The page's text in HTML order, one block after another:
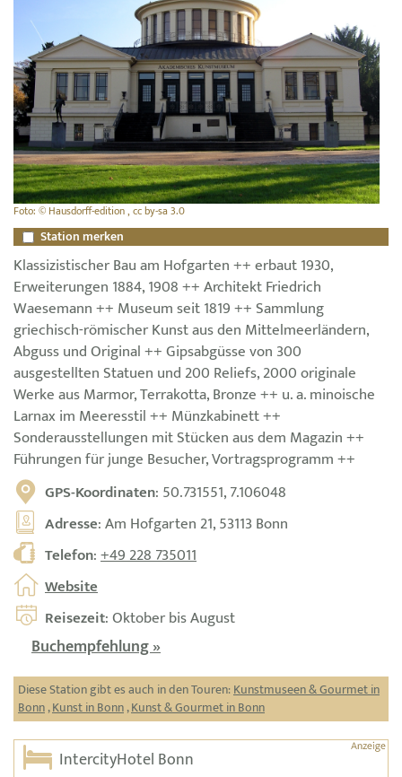
Foto: © Hausdorff-edition , cc by-sa 3.0
Station merken
Klassizistischer Bau am Hofgarten ++ erbaut 1930,
Erweiterungen 1884, 1908 ++ Architekt Friedrich
Waesemann ++ Museum seit 1819 ++ Sammlung
griechisch-römischer Kunst aus den Mittelmeerländern,
Abguss und Original ++ Gipsabgüsse von 300
ausgestellten Statuen und 200 Reliefs, 2000 originale
Werke aus Marmor, Terrakotta, Bronze ++ u. a. minoische
Larnax im Meeresstil ++ Münzkabinett ++
Sonderausstellungen mit Stücken aus dem Magazin ++
Führungen für junge Besucher, Vortragsprogramm ++
GPS-Koordinaten: 50.731551, 7.106048
Adresse: Am Hofgarten 21, 53113 Bonn
Telefon:+49 228 735011
Website
Reisezeit: Oktober bis August
Buchempfehlung »
Diese Station gibt es auch in den Touren:Kunstmuseen & Gourmet in
Bonn,Kunst in Bonn,Kunst & Gourmet in Bonn
IntercityHotel Bonn